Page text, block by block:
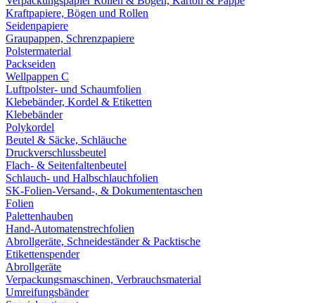
Kraftpapiere, Bögen und Rollen
Seidenpapiere
Graupappen, Schrenzpapiere
Polstermaterial
Packseiden
Wellpappen C
Luftpolster- und Schaumfolien
Klebebänder, Kordel & Etiketten
Klebebänder
Polykordel
Beutel & Säcke, Schläuche
Druckverschlussbeutel
Flach- & Seitenfaltenbeutel
Schlauch- und Halbschlauchfolien
SK-Folien-Versand-, & Dokumententaschen
Folien
Palettenhauben
Hand-Automatenstrechfolien
Abrollgeräte, Schneideständer & Packtische
Etikettenspender
Abrollgeräte
Verpackungsmaschinen, Verbrauchsmaterial
Umreifungsbänder